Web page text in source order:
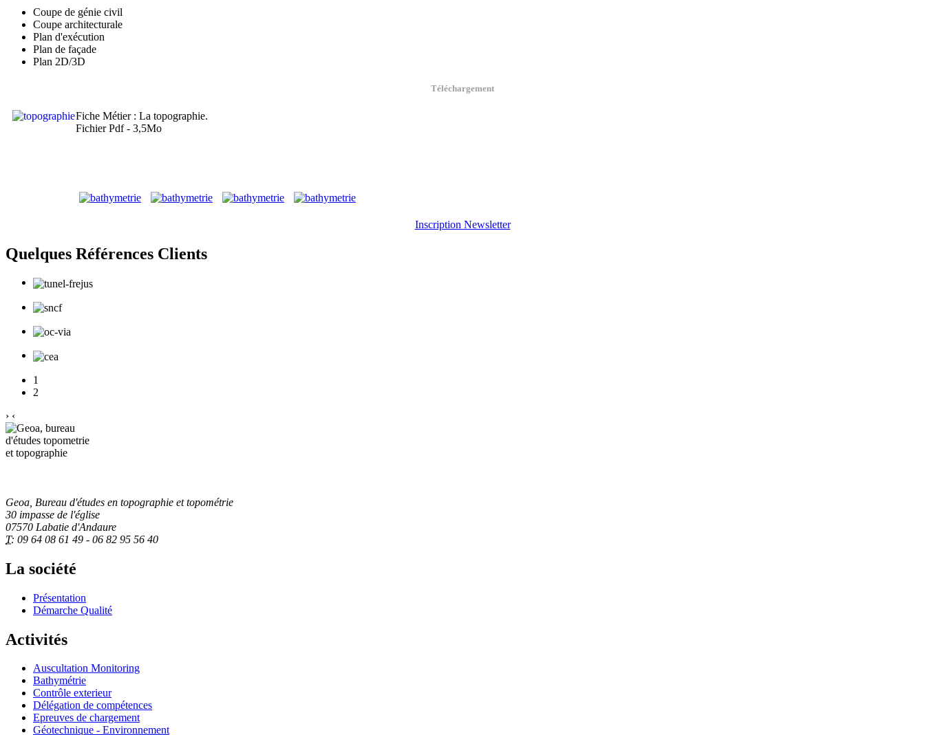
Coupe de génie civil
Coupe architecturale
Plan d'exécution
Plan de façade
Plan 2D/3D
Téléchargement
Fiche Métier : La topographie.
Fichier Pdf - 3,5Mo
Inscription Newsletter
Quelques Références Clients
1
2
› ‹
Geoa, Bureau d'études en topographie et topométrie
30 impasse de l'église
07570 Labatie d'Andaure
T: 09 64 08 61 49 - 06 82 95 56 40
La société
Présentation
Démarche Qualité
Activités
Auscultation Monitoring
Bathymétrie
Contrôle exterieur
Délégation de compétences
Epreuves de chargement
Géotechnique - Environnement